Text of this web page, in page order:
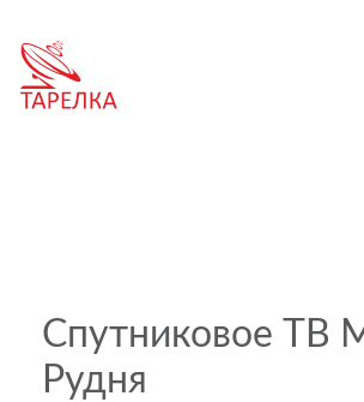
Спутниковое ТВ
Рудня